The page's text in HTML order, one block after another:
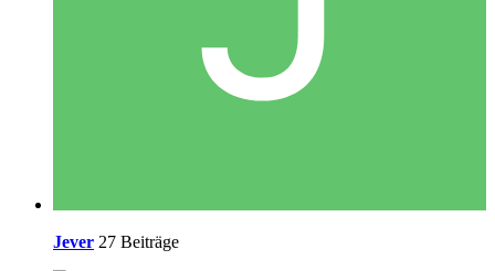
Jever 27 Beiträge